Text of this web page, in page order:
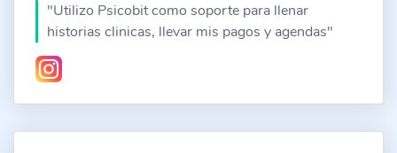
"Utilizo Psicobit como soporte para llenar
historias clinicas, llevar mis pagos y agendas"